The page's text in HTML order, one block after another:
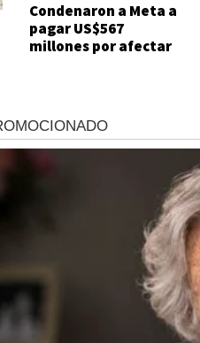
Condenaron a Meta a
pagar US$567
millones por afectar